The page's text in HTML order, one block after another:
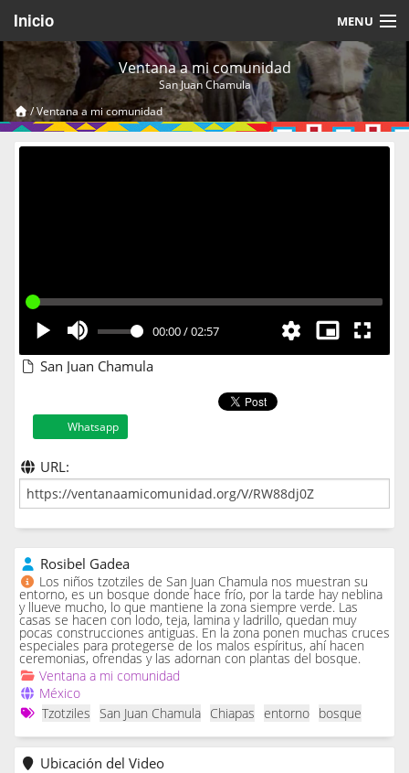
Inicio MENU
Acerca de
Videos Temáticos
Cerrar Sesión
Ventana a mi comunidad
San Juan Chamula
/Ventana a mi comunidad
00:00/02:57
San Juan Chamula
Whatsapp
URL:
Rosibel Gadea
Los niños tzotziles de San Juan Chamula nos muestran su
entorno, es un bosque donde hace frío, por la tarde hay neblina
y llueve mucho, lo que mantiene la zona siempre verde. Las
casas se hacen con lodo, teja, lamina y ladrillo, quedan muy
pocas construcciones antiguas. En la zona ponen muchas cruces
especiales para protegerse de los malos espíritus, ahí hacen
ceremonias, ofrendas y las adornan con plantas del bosque.
Ventana a mi comunidad
México
Tzotziles
San Juan Chamula Chiapas entorno bosque
Ubicación del Video